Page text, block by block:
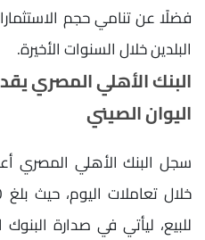
فضلًا عن تنامي حجم
البلدين خلال السنوات الأخيرة.
البنك الأهلي المصري
اليوان الصيني
سجل البنك الأهلي المصري
للبيع، ليأتي في صدارة